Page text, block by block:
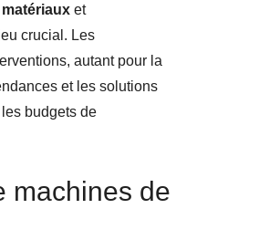
et
crucial. Les
autant pour la
et les solutions
budgets de
machines de